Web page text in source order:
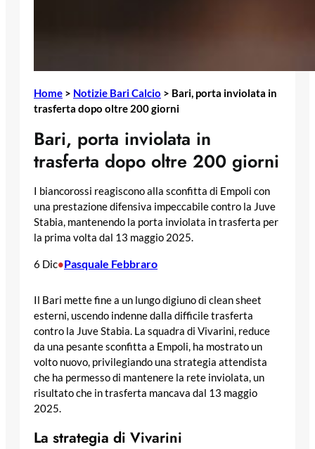
Home > Notizie Bari Calcio > Bari, porta inviolata in
trasferta dopo oltre 200 giorni
Bari, porta inviolata in
trasferta dopo oltre 200 giorni
I biancorossi reagiscono alla sconfitta di Empoli con
una prestazione difensiva impeccabile contro la Juve
Stabia, mantenendo la porta inviolata in trasferta per
la prima volta dal 13 maggio 2025.
6 Dic•Pasquale Febbraro
Il Bari mette fine a un lungo digiuno di clean sheet
esterni, uscendo indenne dalla difficile trasferta
contro la Juve Stabia. La squadra di Vivarini, reduce
da una pesante sconfitta a Empoli, ha mostrato un
volto nuovo, privilegiando una strategia attendista
che ha permesso di mantenere la rete inviolata, un
risultato che in trasferta mancava dal 13 maggio
2025.
La strategia di Vivarini